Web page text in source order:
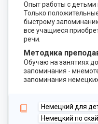
Опыт работы с детьми
Только
быстрому
все учащиеся
речи.
Методика
Обучаю на занятиях
запоминания -
запоминания
Немецкий для
Немецкий по